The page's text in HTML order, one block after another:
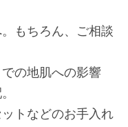
もちろん、ご相談
の地肌への影響
トなどのお手入れ